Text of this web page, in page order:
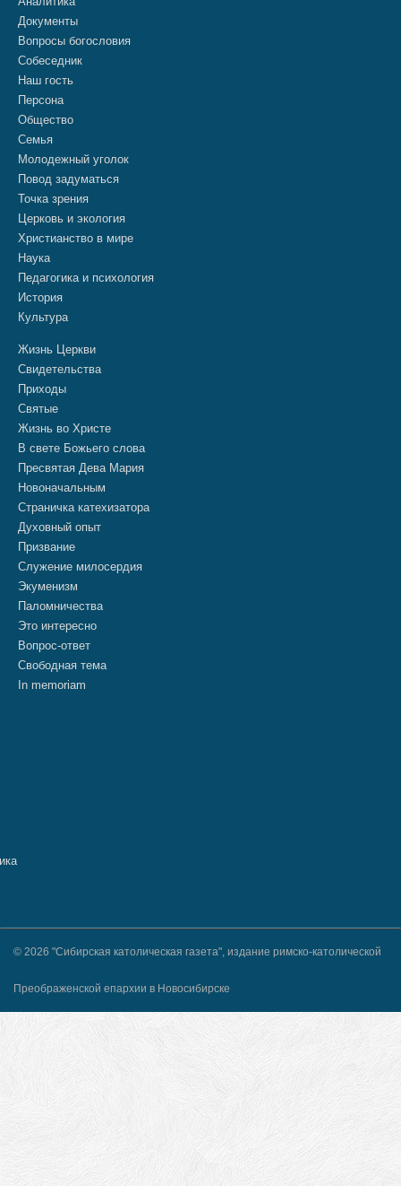
Документы
Вопросы богословия
Собеседник
Наш гость
Персона
Общество
Семья
Молодежный уголок
Повод задуматься
Точка зрения
Церковь и экология
Христианство в мире
Наука
Педагогика и психология
История
Культура
Жизнь Церкви
Свидетельства
Приходы
Святые
Жизнь во Христе
В свете Божьего слова
Пресвятая Дева Мария
Новоначальным
Страничка катехизатора
Духовный опыт
Призвание
Служение милосердия
Экуменизм
Паломничества
Это интересно
Вопрос-ответ
Свободная тема
In memoriam
© 2026 "Сибирская католическая газета", издание римско-католической
Преображенской епархии в Новосибирске